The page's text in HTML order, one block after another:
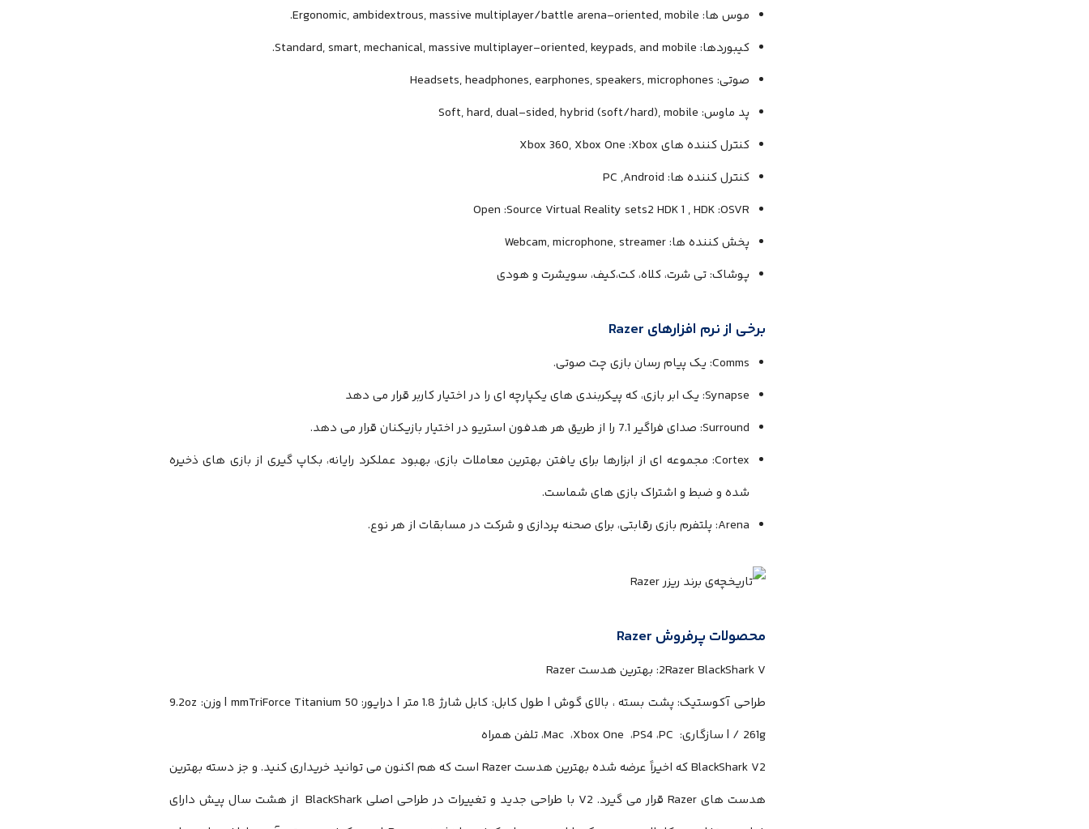
موس ها: Ergonomic, ambidextrous, massive multiplayer/battle arena-oriented, mobile
.
کیبوردها: Standard, smart, mechanical, massive multiplayer-oriented, keypads, and mobile
.
صوتی: Headsets, headphones, earphones, speakers, microphones
پد ماوس: Soft, hard, dual-sided, hybrid (soft/hard), mobile
کنترل کننده های Xbox
:
Xbox 360, Xbox One
کنترل کننده ها: PC ,Android
OSVR
:
HDK 1 , HDK
2
Open :Source Virtual Reality sets
پخش کننده ها:Webcam, microphone, streamer
پوشاک: تی شرت، کلاه، کت،کیف، سویشرت و هودی
برخی از نرم افزارهای Razer
Comms: یک پیام رسان بازی چت صوتی.
Synapse: یک ابر بازی، که پیکربندی های یکپارچه ای را در اختیار کاربر قرار می دهد
Surround: صدای فراگیر 7.1 را از طریق هر هدفون استریو در اختیار بازیکنان قرار می دهد.
Cortex: مجموعه ای از ابزارها برای یافتن بهترین معاملات بازی، بهبود عملکرد رایانه، بکاپ گیری از بازی های ذخیره
شده و ضبط و اشتراک بازی های شماست.
Arena: پلتفرم بازی رقابتی، برای صحنه پردازی و شرکت در مسابقات از هر نوع.
محصولات پرفروش Razer
Razer BlackShark V
2: بهترین هدستRazer
طراحی آکوستیک: پشت بسته ، بالای گوش | طول کابل: کابل شارژ 1.8 متر | درایور:
TriForce Titanium 50
mm | وزن: 9.2oz
/ 261g | سازگاری: PC، PS4، Xbox One، Mac، تلفن همراه
BlackShark V2که اخیراً عرضه شده بهترین هدستRazer است که هم اکنون می توانید خریداری کنید. و جز دسته بهترین
هدست های Razer قرار می گیرد. V2 با طراحی جدید و تغییرات در طراحی اصلی BlackShark از هشت سال پیش دارای